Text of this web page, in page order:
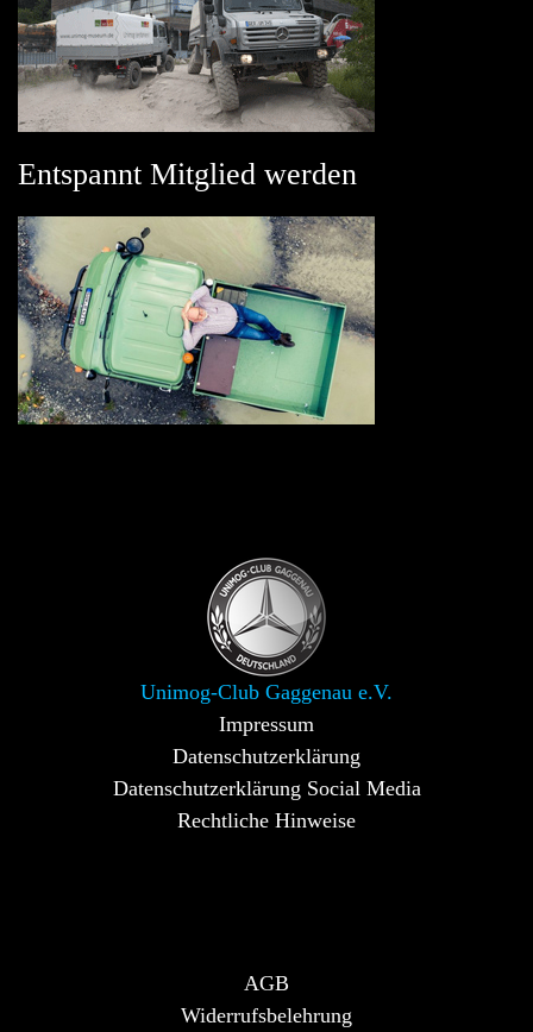
Entspannt Mitglied werden
Unimog-Club Gaggenau e.V.
Impressum
Datenschutzerklärung
Datenschutzerklärung Social Media
Rechtliche Hinweise
AGB
Widerrufsbelehrung